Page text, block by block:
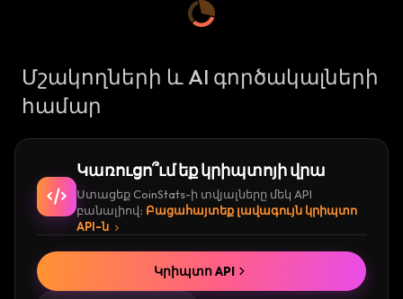
Մշակողների և AI գործակալների
համար
Կառուցո՞ւմ եք կրիպտոյի վրա
Ստացեք CoinStats-ի տվյալները մեկ API
բանալիով։ Բացահայտեք լավագույն կրիպտո
API-ն
Կրիպտո API